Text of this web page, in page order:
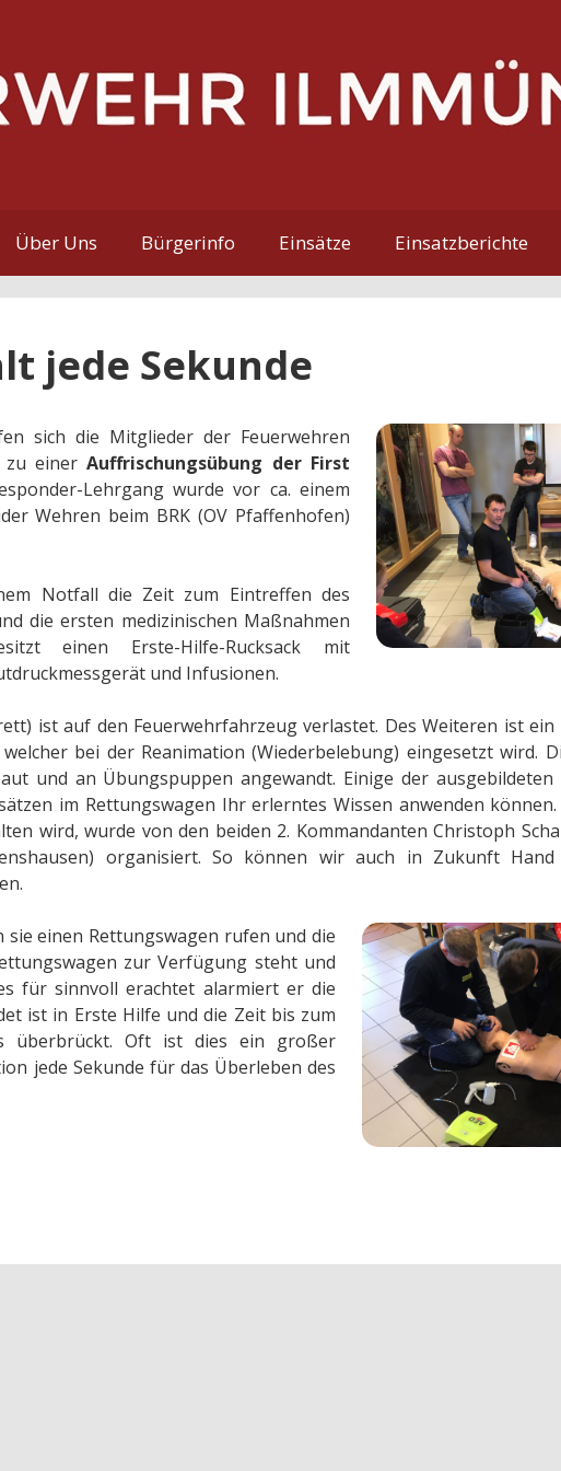
Über Uns Bürgerinfo Einsätze Einsatzberichte
jede Sekunde
sich die Mitglieder der Feuerwehren
zu einerAuffrischungsübung der First
Lehrgang wurde vor ca. einem
Wehren beim BRK (OV Pfaffenhofen)
Notfall die Zeit zum Eintreffen des
die ersten medizinischen Maßnahmen
einen Erste-Hilfe-Rucksack mit
und Infusionen.
ist auf den Feuerwehrfahrzeug verlastet. Des Weiteren ist ein
bei der Reanimation (Wiederbelebung) eingesetzt wird.
und an Übungspuppen angewandt. Einige der ausgebildeten
im Rettungswagen Ihr erlerntes Wissen anwenden
wird, wurde von den beiden 2. Kommandanten Christoph
organisiert. So können wir auch in Zukunft
sie einen Rettungswagen rufen und die
zur Verfügung steht und
für sinnvoll erachtet alarmiert er die
ist in Erste Hilfe und die Zeit bis zum
überbrückt. Oft ist dies ein großer
jede Sekunde für das Überleben des